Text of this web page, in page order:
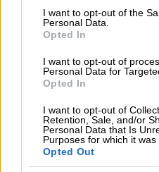
consent section.
I want to opt-out of the
Personal Data.
Opted In
I want to opt-out of
Personal Data for
Opted In
I want to opt-out of
Retention, Sale, and/or
Personal Data that Is
Purposes for which it was
Opted Out
κατηγορηματικά.
στον Αθήνα 9.84για
σημερινό
έχει καμία σχέση με
Ακριβώς το αντίθετο
Αυτές οι